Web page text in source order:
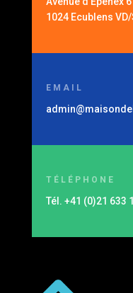
1024 Ecublens
EMAIL
TÉLÉPHONE
Tél. +41 (0)21 633